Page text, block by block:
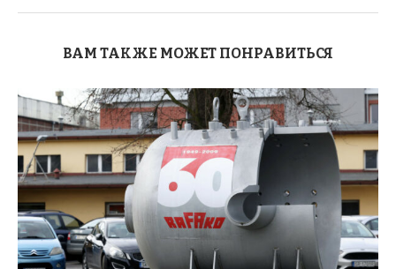
ВАМ ТАКЖЕ МОЖЕТ ПОНРАВИТЬСЯ